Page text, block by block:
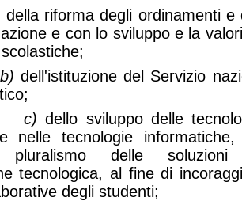
della riforma degli ordinamenti e
e con lo sviluppo e la
b) dell'istituzione del Servizio
c) dello sviluppo delle
nelle tecnologie
delle soluzioni
tecnologica, al fine di
degli studenti;